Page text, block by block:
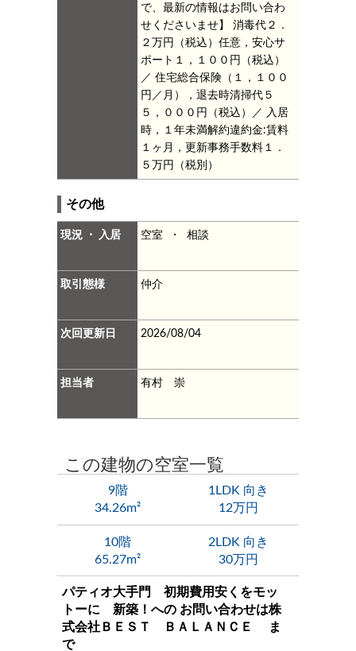
で、最新の情報はお問い合わ
せくださいませ】
消毒代２．
２万円（税込）任意，安心サ
ポート１，１００円（税込）
／ 住宅総合保険（１，１００
円／月），退去時清掃代５
５，０００円（税込）／ 入居
時，１年未満解約違約金:賃料
１ヶ月，更新事務手数料１．
５万円（税別）
その他
現況 ・ 入居 空室 ・ 相談
取引態様 仲介
次回更新日 2026/08/04
担当者 有村 崇
この建物の空室一覧
9階
1LDK 向き
34.26m²
12万円
10階
2LDK 向き
65.27m²
30万円
パティオ大手門 初期費用安くをモッ
トーに 新築！
への お問い合わせは株
式会社ＢＥＳＴ ＢＡＬＡＮＣＥ
ま
で